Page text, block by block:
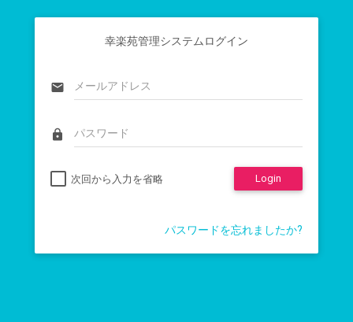
幸楽苑管理システムログイン
email
lock
次回から入力を省略 Login
パスワードを忘れましたか?